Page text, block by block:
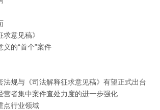
求意见稿》
义的“首个”案件
法规与《司法解释征求意见稿》有望正式出台
营者集中案件查处力度的进一步强化
点行业领域